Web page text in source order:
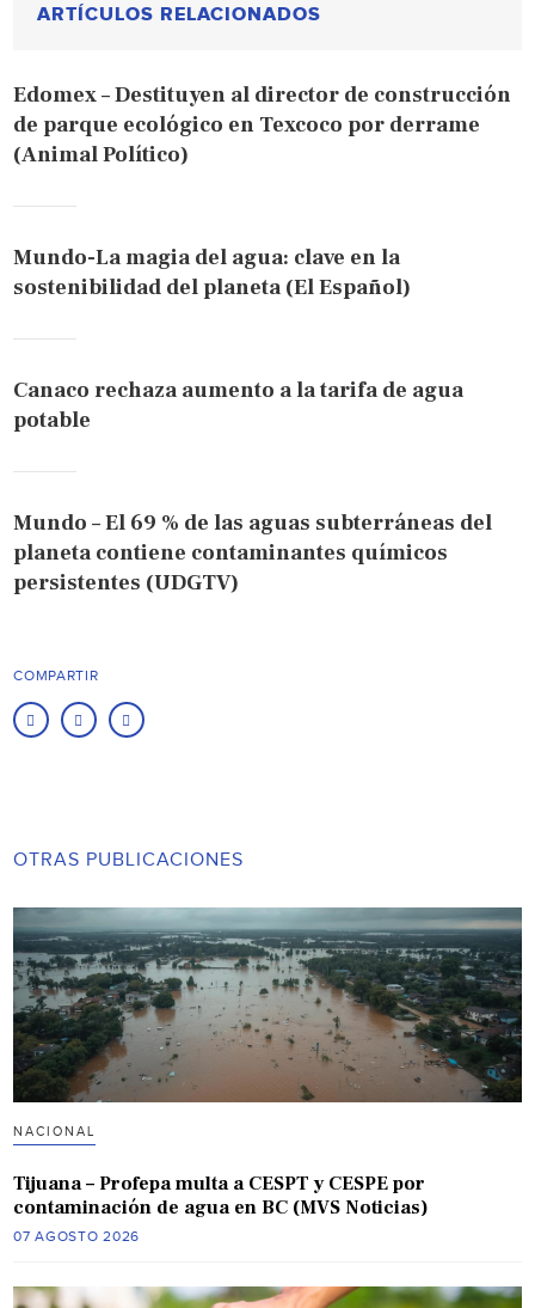
ARTÍCULOS RELACIONADOS
Edomex – Destituyen al director de construcción
de parque ecológico en Texcoco por derrame
(Animal Político)
Mundo-La magia del agua: clave en la
sostenibilidad del planeta (El Español)
Canaco rechaza aumento a la tarifa de agua
potable
Mundo – El 69 % de las aguas subterráneas del
planeta contiene contaminantes químicos
persistentes (UDGTV)
COMPARTIR
OTRAS PUBLICACIONES
NACIONAL
Tijuana – Profepa multa a CESPT y CESPE por
contaminación de agua en BC (MVS Noticias)
07 AGOSTO 2026